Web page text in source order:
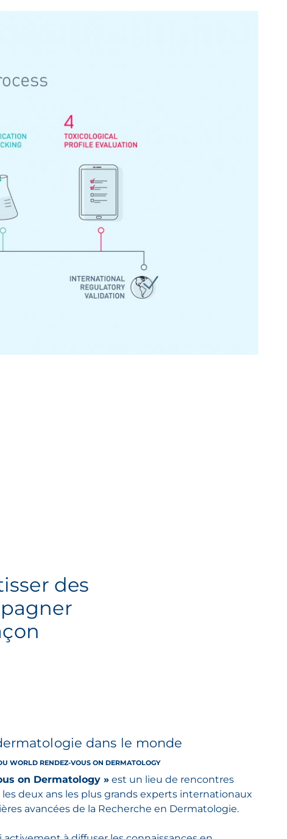
des
dans le monde
WORLD RENDEZ-VOUS ON DERMATOLOGY
on Dermatology » est un lieu de rencontres
deux ans les plus grands experts internationaux
avancées de la Recherche en Dermatologie.